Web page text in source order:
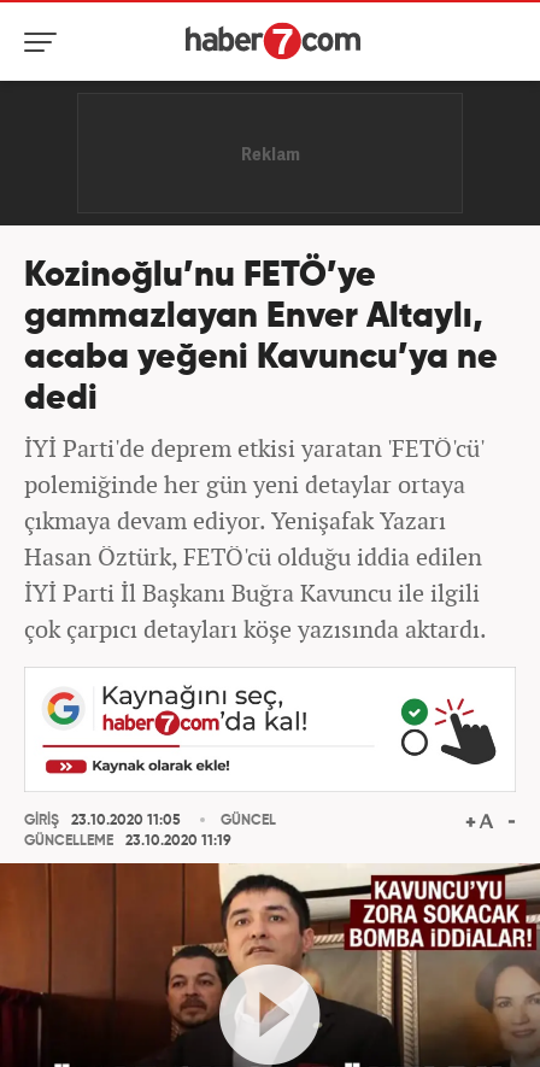
Kozinoğlu’nu FETÖ’ye
gammazlayan Enver Altaylı,
acaba yeğeni Kavuncu’ya ne
dedi
İYİ Parti'de deprem etkisi yaratan 'FETÖ'cü'
polemiğinde her gün yeni detaylar ortaya
çıkmaya devam ediyor. Yenişafak Yazarı
Hasan Öztürk, FETÖ'cü olduğu iddia edilen
İYİ Parti İl Başkanı Buğra Kavuncu ile ilgili
çok çarpıcı detayları köşe yazısında aktardı.
GİRİŞ
23.10.2020 11:05
GÜNCELLEME
23.10.2020 11:19
GÜNCEL